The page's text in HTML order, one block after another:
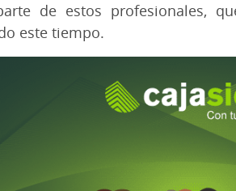
de estos profesionales,
este tiempo.